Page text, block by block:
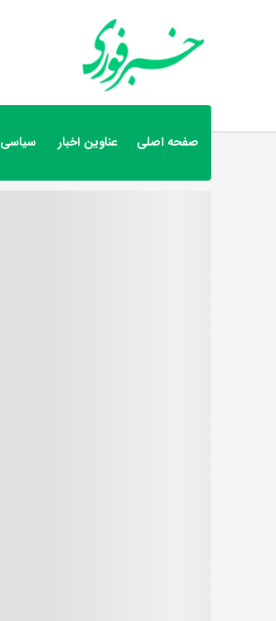
صفحه اصلی عناوین اخبار سیاسی